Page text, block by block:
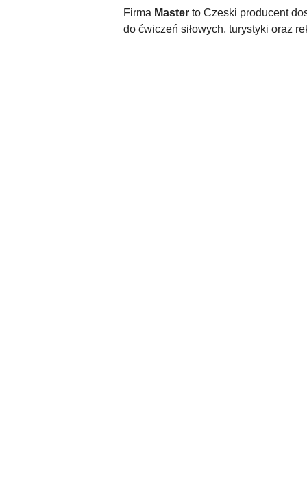
Firma Master to Czeski producent
do ćwiczeń siłowych, turystyki oraz